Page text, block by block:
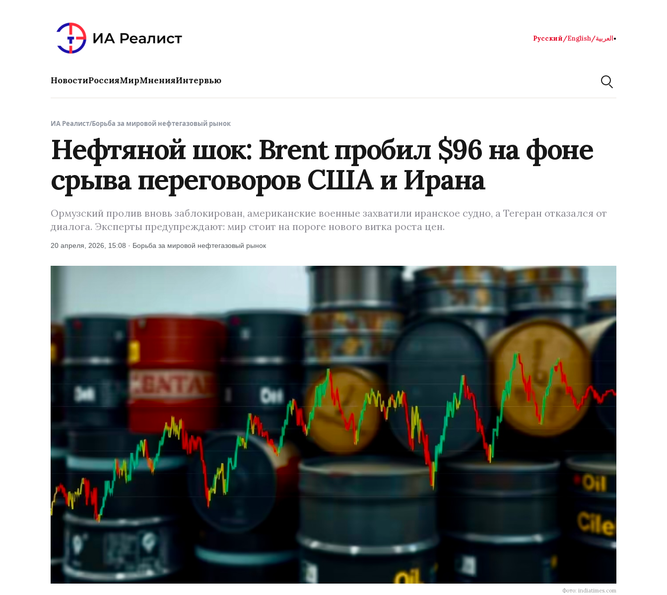
Русский/English/العربية●
НовостиРоссияМирМненияИнтервью
ИА Реалист/Борьба за мировой нефтегазовый рынок
Нефтяной шок: Brent пробил $96 на фоне
срыва переговоров США и Ирана
Ормузский пролив вновь заблокирован, американские военные захватили иранское судно, а Тегеран отказался от
диалога. Эксперты предупреждают: мир стоит на пороге нового витка роста цен.
20 апреля, 2026, 15:08 · Борьба за мировой нефтегазовый рынок
Фото: indiatimes.com